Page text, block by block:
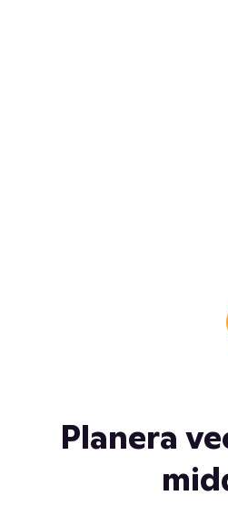
Planera